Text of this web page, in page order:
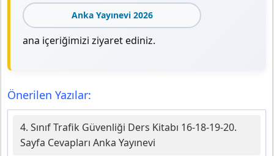
Anka Yayınevi 2026
ana içeriğimizi ziyaret ediniz.
Önerilen Yazılar:
4. Sınıf Trafik Güvenliği Ders Kitabı 16-18-19-20.
Sayfa Cevapları Anka Yayınevi